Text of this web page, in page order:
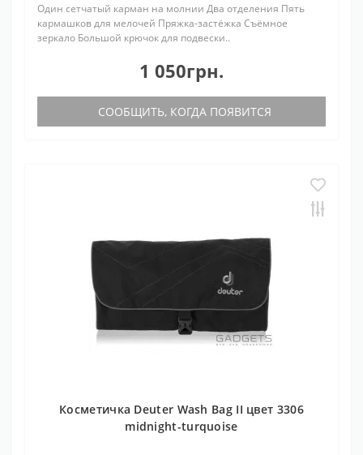
Один сетчатый карман на молнии Два отделения Пять
кармашков для мелочей Пряжка-застёжка Съёмное
зеркало Большой крючок для подвески..
1 050грн.
СООБЩИТЬ, КОГДА ПОЯВИТСЯ
Косметичка Deuter Wash Bag II цвет 3306
midnight-turquoise